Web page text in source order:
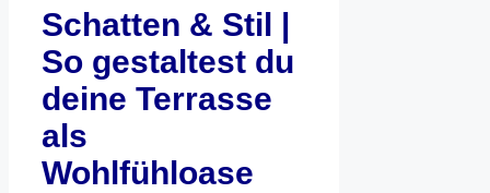
Schatten & Stil |
So gestaltest du
deine Terrasse
als
Wohlfühloase